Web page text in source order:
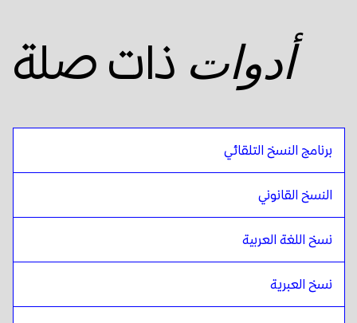
أدوات ذات صلة
برنامج النسخ التلقائي
النسخ القانوني
نسخ اللغة العربية
نسخ العبرية